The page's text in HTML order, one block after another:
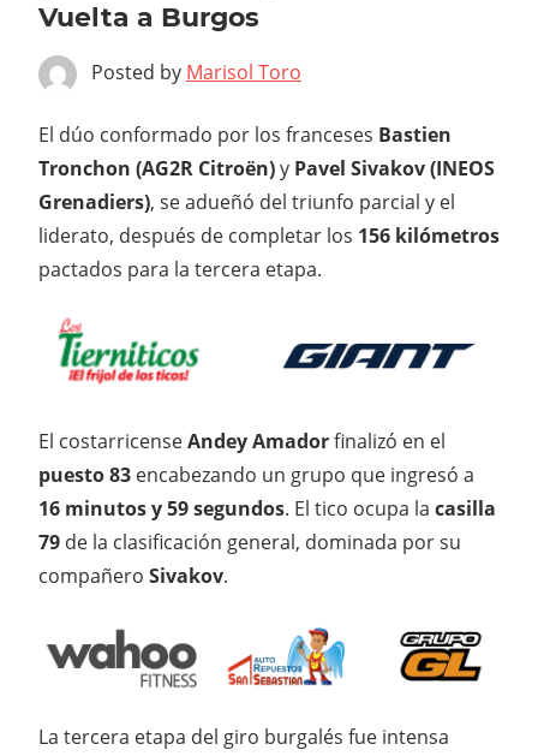
Vuelta a Burgos
Posted by Marisol Toro
El dúo conformado por los franceses Bastien
Tronchon (AG2R Citroën)y Pavel Sivakov (INEOS
Grenadiers), se adueñó del triunfo parcial y el
liderato, después de completar los 156 kilómetros
pactados para la tercera etapa.
El costarricenseAndey Amadorfinalizó en el
puesto 83 encabezando un grupo que ingresó a
16 minutosy 59 segundos. El tico ocupa la casilla
79 de la clasificación general, dominada por su
compañero Sivakov.
La tercera etapa del giro burgalés fue intensa